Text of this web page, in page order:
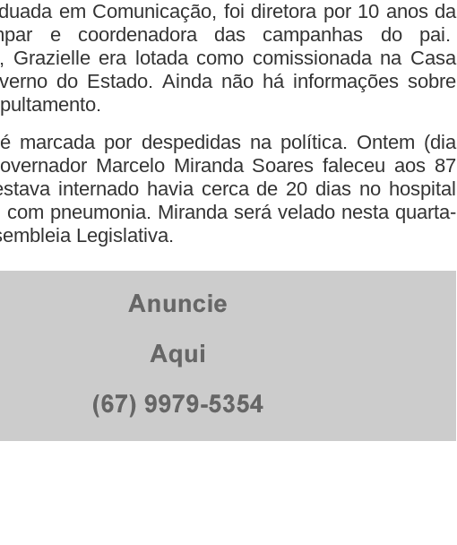
em Comunicação, foi diretora por 10 anos da
e coordenadora das campanhas do pai.
Grazielle era lotada como comissionada na Casa
do Estado. Ainda não há informações sobre
marcada por despedidas na política. Ontem (dia
Marcelo Miranda Soares faleceu aos 87
internado havia cerca de 20 dias no hospital
com pneumonia. Miranda será velado nesta quarta-
Legislativa.